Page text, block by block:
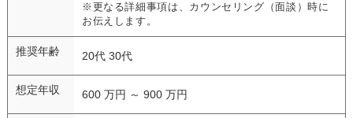
※更なる詳細事項は、カウンセリング（面談）時に
お伝えします。
推奨年齢 20代 30代
想定年収 600 万円 ～ 900 万円